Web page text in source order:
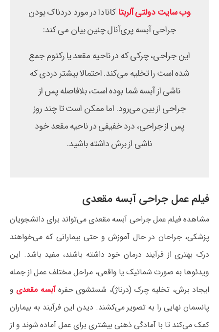
وب سایت دولتی آلربتاکانادا در مورد دردناک بودن
جراحی آبسه پری‌آنال چنین بیان می کند:
این جراحی، چرکی که در ناحیه مقعد یا رکتوم جمع
شده است را تخلیه می‌کند. احتمالا بیشتر دردی که
ناشی از آبسه شما بوده است، بلافاصله پس از
جراحی از بین می‌رود. اما ممکن است تا چند روز
پس از جراحی، درد خفیفی در ناحیه مقعد خود
ناشی از برش داشته باشید.
فیلم عمل جراحی آبسه مقعدی
مشاهده فیلم عمل جراحی آبسه مقعدی می‌تواند برای دانشجویان
پزشکی، جراحان در حال آموزش و حتی بیمارانی که می‌خواهند
درک بهتری از فرآیند درمان خود داشته باشند، مفید باشد. این
ویدئوها به صورت شماتیک یا واقعی، مراحل مختلف عمل از جمله
ایجاد برش، تخلیه چرک (درناژ)، شستشوی حفرهآبسه مقعدیو
پانسمان نهایی را به تصویر می‌کشند. دیدن این فرآیند به بیماران
کمک می‌کند تا با آمادگی ذهنی بیشتری برای عمل آماده شوند و از